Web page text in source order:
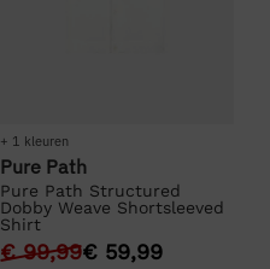
+ 1 kleuren
Pure Path
Pure Path Structured
Dobby Weave Shortsleeved
Shirt
€99,99€ 59,99